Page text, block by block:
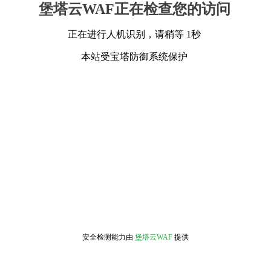
堡塔云WAF正在检查您的访问
正在进行人机识别，请稍等 1秒
本站受宝塔防御系统保护
安全检测能力由 堡塔云WAF 提供